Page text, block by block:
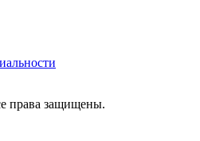
права защищены.